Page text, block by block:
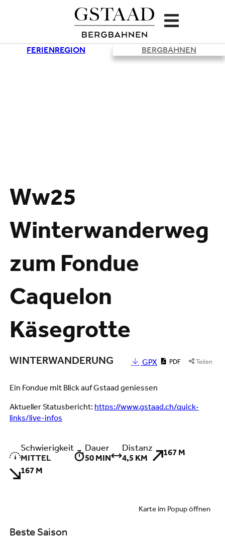
FERIENREGION BERGBAHNEN
Lade
Ww25
Winterwanderweg
zum Fondue
Caquelon
Käsegrotte
WINTERWANDERUNG GPX PDF Teilen
Ein Fondue mit Blick auf Gstaad geniessen
Aktueller Statusbericht: https://www.gstaad.ch/quick-
links/live-infos
Schwierigkeit
MITTEL
Dauer
50 MIN
Distanz
4,5 KM
167 M
167 M
Karte im Popup öffnen
Beste Saison